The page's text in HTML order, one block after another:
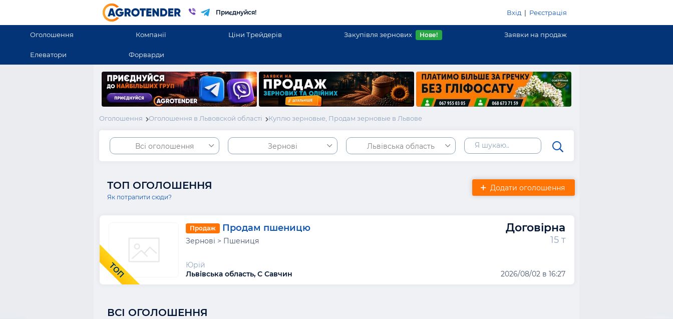
Приєднуйся! Вхід | Реєстрація
Оголошення Компанії Ціни Трейдерів Закупівля зернових Нове! Заявки на продаж
Елеватори Форварди
Оголошення Оголошення в Львовской області Куплю зерновые, Продам зерновые в Львове
Всі оголошення Зернові Львівська область
Додати оголошення
ТОП ОГОЛОШЕННЯ
Як потрапити сюди?
ТОП
Продаж Продам пшеницю Договірна
Зернові > Пшениця 15 т
Юрій
Львівська область, С Савчин
2026/08/02 в 16:27
ВСІ ОГОЛОШЕННЯ